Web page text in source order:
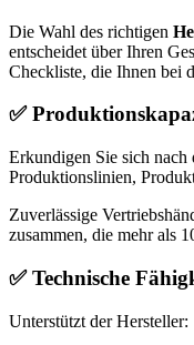
Die Wahl des richtigen
entscheidet über Ihren
Checkliste, die Ihnen bei
✅
Erkundigen Sie sich
Produktionslinien,
Zuverlässige
zusammen, die mehr als
✅Technische
Unterstützt der Hersteller: